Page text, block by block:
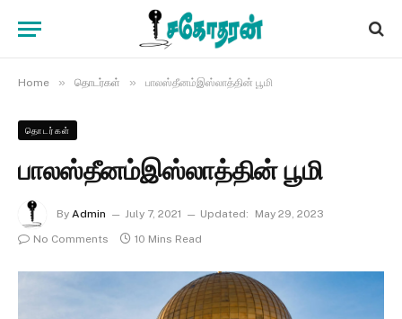
Home » தொடர்கள் » பாலஸ்தீனம்இஸ்லாத்தின் பூமி
தொடர்கள்
பாலஸ்தீனம்இஸ்லாத்தின் பூமி
By Admin July 7, 2021 Updated:
May 29, 2023
No Comments
10 Mins Read